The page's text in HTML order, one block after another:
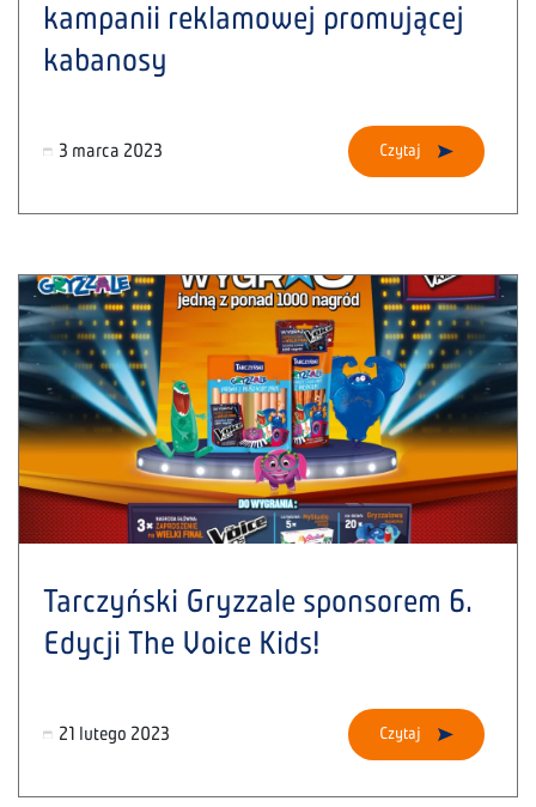
kampanii reklamowej promującej
kabanosy
3 marca 2023 Czytaj
Tarczyński Gryzzale sponsorem 6.
Edycji The Voice Kids!
21 lutego 2023 Czytaj